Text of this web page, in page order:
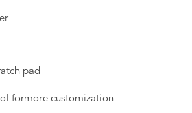
pad
formore customization